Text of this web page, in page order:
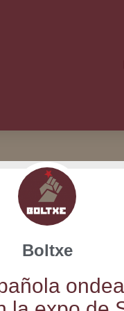
Boltxe